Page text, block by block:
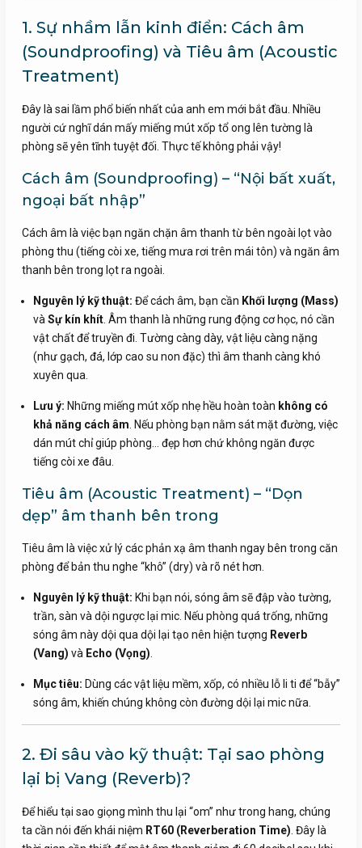
1. Sự nhầm lẫn kinh điển: Cách âm
(Soundproofing) và Tiêu âm (Acoustic
Treatment)
Đây là sai lầm phổ biến nhất của anh em mới bắt đầu. Nhiều
người cứ nghĩ dán mấy miếng mút xốp tổ ong lên tường là
phòng sẽ yên tĩnh tuyệt đối. Thực tế không phải vậy!
Cách âm (Soundproofing) – “Nội bất xuất,
ngoại bất nhập”
Cách âm là việc bạn ngăn chặn âm thanh từ bên ngoài lọt vào
phòng thu (tiếng còi xe, tiếng mưa rơi trên mái tôn) và ngăn âm
thanh bên trong lọt ra ngoài.
Nguyên lý kỹ thuật: Để cách âm, bạn cần Khối lượng (Mass)
và Sự kín khít. Âm thanh là những rung động cơ học, nó cần
vật chất để truyền đi. Tường càng dày, vật liệu càng nặng
(như gạch, đá, lớp cao su non đặc) thì âm thanh càng khó
xuyên qua.
Lưu ý: Những miếng mút xốp nhẹ hều hoàn toàn không có
khả năng cách âm . Nếu phòng bạn nằm sát mặt đường, việc
dán mút chỉ giúp phòng… đẹp hơn chứ không ngăn được
tiếng còi xe đâu.
Tiêu âm (Acoustic Treatment) – “Dọn
dẹp” âm thanh bên trong
Tiêu âm là việc xử lý các phản xạ âm thanh ngay bên trong căn
phòng để bản thu nghe “khô” (dry) và rõ nét hơn.
Nguyên lý kỹ thuật: Khi bạn nói, sóng âm sẽ đập vào tường,
trần, sàn và dội ngược lại mic. Nếu phòng quá trống, những
sóng âm này dội qua dội lại tạo nên hiện tượng Reverb
(Vang) và Echo (Vọng)
Mục tiêu: Dùng các vật liệu mềm, xốp, có nhiều lỗ li ti để “bẫy”
sóng âm, khiến chúng không còn đường dội lại mic nữa.
2. Đi sâu vào kỹ thuật: Tại sao phòng
lại bị Vang (Reverb)?
Để hiểu tại sao giọng mình thu lại “om” như trong hang, chúng
ta cần nói đến khái niệm RT60 (Reverberation Time) . Đây là